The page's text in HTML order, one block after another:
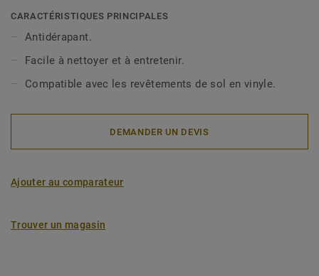
homogènes en rouleaux. Nos nez de marches sont
également disponibles avec un angle vif et un rayon de
courbure 2R pour les escaliers de plus de 16 cm de
hauteur. Ils sont également disponibles en aluminium pour
les zones à fort trafic. Ils doivent être installés sur le sol
visuelle élégante.
CARACTÉRISTIQUES PRINCIPALES
Antidérapant.
Facile à nettoyer et à entretenir.
Compatible avec les revêtements de sol en vinyle.
DEMANDER UN DEVIS
Ajouter au comparateur
Trouver un magasin